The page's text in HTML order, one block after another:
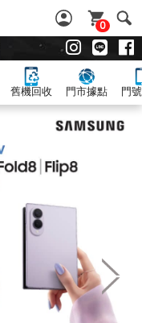
0
舊機回收 門市據點 門